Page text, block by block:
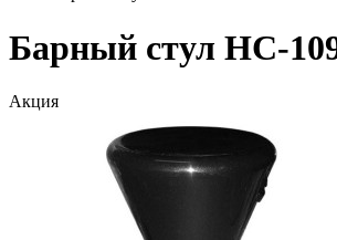
Барный стул HC-
Акция